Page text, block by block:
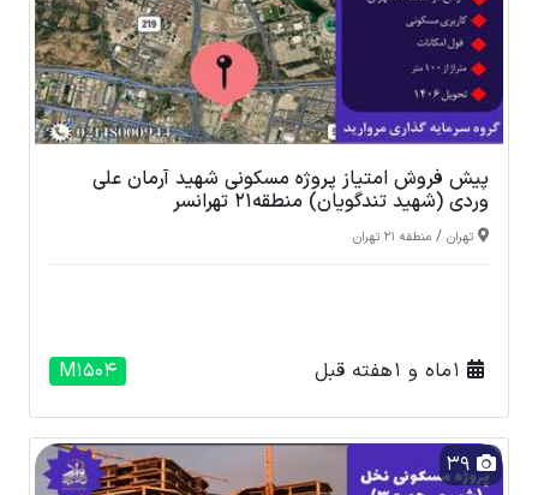
پیش فروش امتیاز پروژه مسکونی شهید آرمان علی
وردی (شهید تندگویان) منطقه21 تهرانسر
تهران / منطقه 21 تهران
M1504